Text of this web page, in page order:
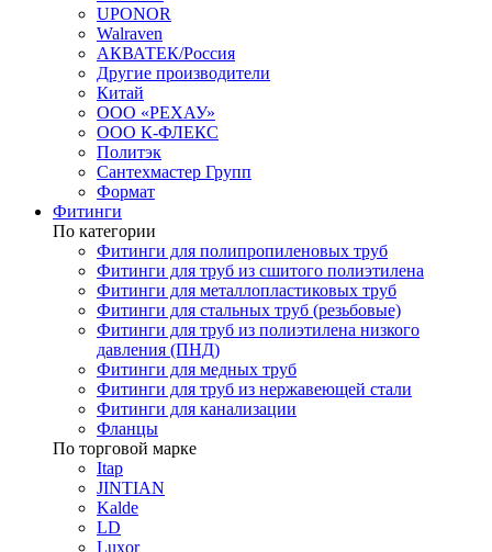
UPONOR
Walraven
АКВАТЕК/Россия
Другие производители
Китай
ООО «РЕХАУ»
ООО К-ФЛЕКС
Политэк
Сантехмастер Групп
Формат
Фитинги
По категории
Фитинги для полипропиленовых труб
Фитинги для труб из сшитого полиэтилена
Фитинги для металлопластиковых труб
Фитинги для стальных труб (резьбовые)
Фитинги для труб из полиэтилена низкого
давления (ПНД)
Фитинги для медных труб
Фитинги для труб из нержавеющей стали
Фитинги для канализации
Фланцы
По торговой марке
Itap
JINTIAN
Kalde
LD
Luxor